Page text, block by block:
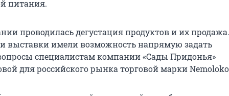
питания.
проводилась дегустация продуктов и их
выставки имели возможность напрямую задать
специалистам компании «Сады Придонья»
для российского рынка торговой марки